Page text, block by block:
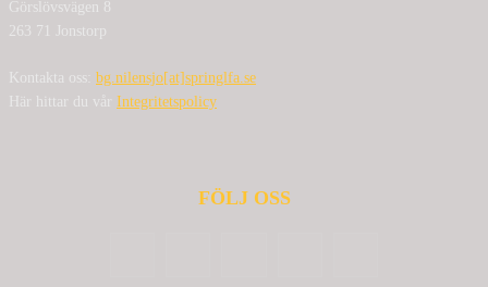
Görslövsvägen 8
263 71 Jonstorp
Kontakta oss: bg.nilensjo[at]springlfa.se
Här hittar du vår Integritetspolicy
FÖLJ OSS